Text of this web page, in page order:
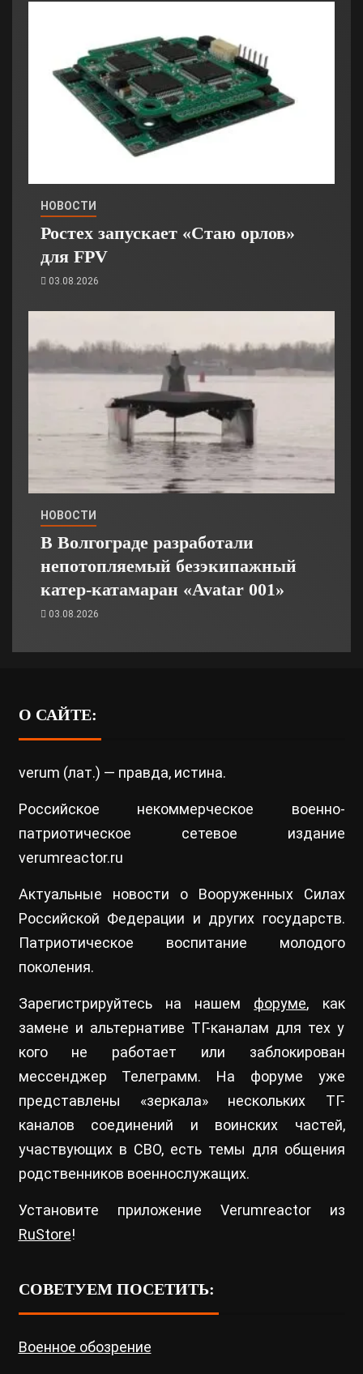
НОВОСТИ
Ростех запускает «Стаю орлов»
для FPV
03.08.2026
НОВОСТИ
В Волгограде разработали
непотопляемый безэкипажный
катер-катамаран «Avatar 001»
03.08.2026
О САЙТЕ:
verum (лат.) — правда, истина.
Российское некоммерческое военно-
патриотическое сетевое издание
verumreactor.ru
Актуальные новости о Вооруженных Силах
Российской Федерации и других государств.
Патриотическое воспитание молодого
поколения.
Зарегистрируйтесь на нашем форуме, как
замене и альтернативе ТГ-каналам для тех у
кого не работает или заблокирован
мессенджер Телеграмм. На форуме уже
представлены «зеркала» нескольких ТГ-
каналов соединений и воинских частей,
участвующих в СВО, есть темы для общения
родственников военнослужащих.
Установите приложение Verumreactor из
RuStore!
СОВЕТУЕМ ПОСЕТИТЬ:
Военное обозрение